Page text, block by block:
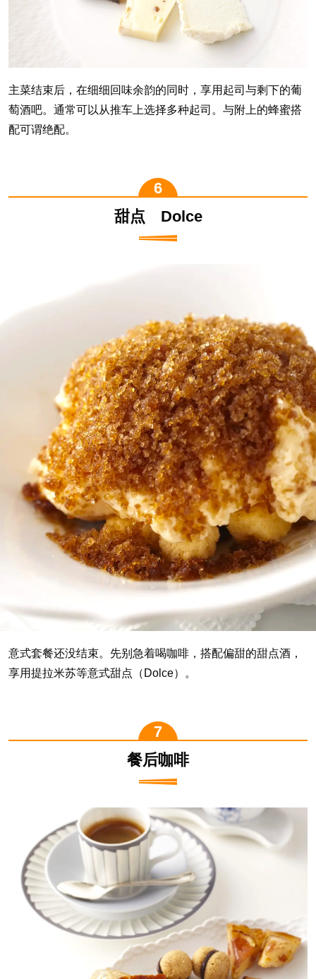
主菜结束后，在细细回味余韵的同时，享用起司与剩下的葡
萄酒吧。通常可以从推车上选择多种起司。与附上的蜂蜜搭
配可谓绝配。
甜点 Dolce
意式套餐还没结束。先别急着喝咖啡，搭配偏甜的甜点酒，
享用提拉米苏等意式甜点（Dolce）。
餐后咖啡